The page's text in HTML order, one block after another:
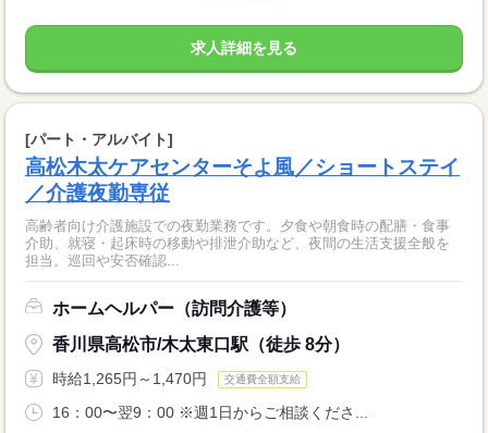
求人詳細を見る
[パート・アルバイト]
高松木太ケアセンターそよ風／ショートステイ
／介護夜勤専従
高齢者向け介護施設での夜勤業務です。夕食や朝食時の配膳・食事
介助、就寝・起床時の移動や排泄介助など、夜間の生活支援全般を
担当。巡回や安否確認...
ホームヘルパー（訪問介護等）
香川県高松市/木太東口駅（徒歩 8分）
時給1,265円～1,470円 交通費全額支給
16：00〜翌9：00 ※週1日からご相談くださ...